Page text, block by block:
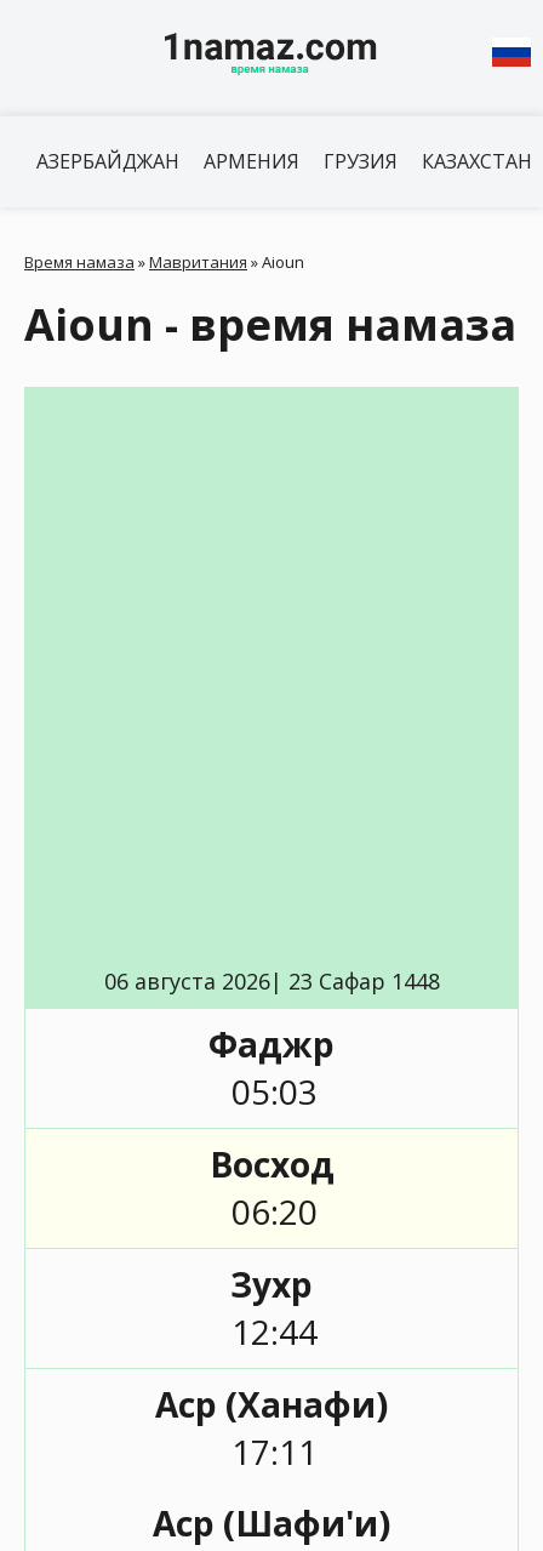
АЗЕРБАЙДЖАН АРМЕНИЯ ГРУЗИЯ КАЗАХСТАН
Время намаза »Мавритания »Aioun
Aioun - время намаза
06 августа 2026| 23 Сафар 1448
Фаджр
05:03
Восход
06:20
Зухр
12:44
Аср (Ханафи)
17:11
Аср (Шафи'и)